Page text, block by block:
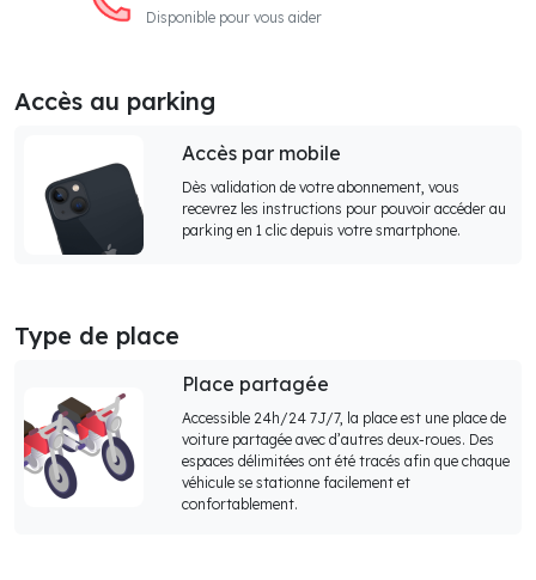
Disponible pour vous aider
Accès au parking
Accès par mobile
Dès validation de votre abonnement, vous
recevrez les instructions pour pouvoir accéder au
parking en 1 clic depuis votre smartphone.
Type de place
Place partagée
Accessible 24h/24 7J/7, la place est une place de
voiture partagée avec d’autres deux-roues. Des
espaces délimitées ont été tracés afin que chaque
véhicule se stationne facilement et
confortablement.